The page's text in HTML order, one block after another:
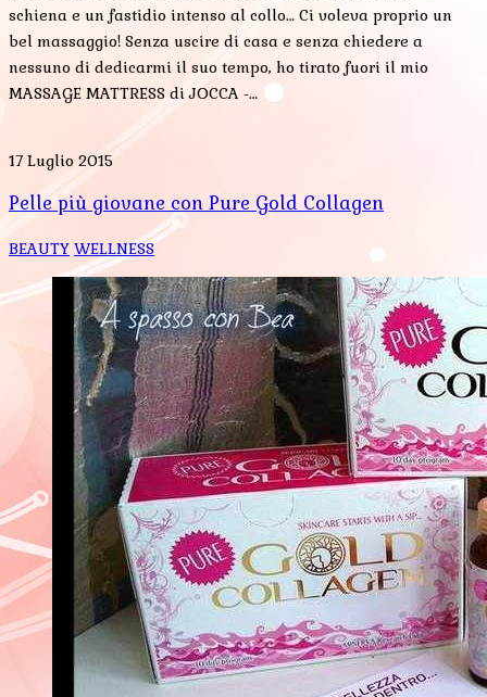
schiena e un fastidio intenso al collo… Ci voleva proprio un
bel massaggio! Senza uscire di casa e senza chiedere a
nessuno di dedicarmi il suo tempo, ho tirato fuori il mio
MASSAGE MATTRESS di JOCCA -…
17 Luglio 2015
Pelle più giovane con Pure Gold Collagen
BEAUTY WELLNESS